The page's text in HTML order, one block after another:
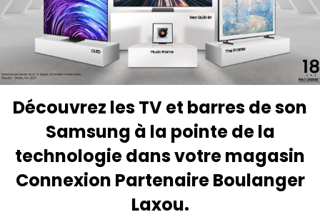
Découvrez les TV et barres de son
Samsung à la pointe de la
technologie dans votre magasin
Connexion Partenaire Boulanger
Laxou.